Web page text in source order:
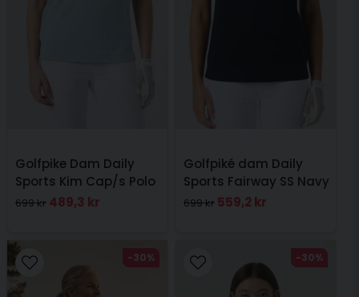
Golfpike Dam Daily
Sports Kim Cap/s Polo
Breeze Blue
699 kr 489,3 kr
Golfpiké dam Daily
Sports Fairway SS Navy
699 kr 559,2 kr
-30% -30%